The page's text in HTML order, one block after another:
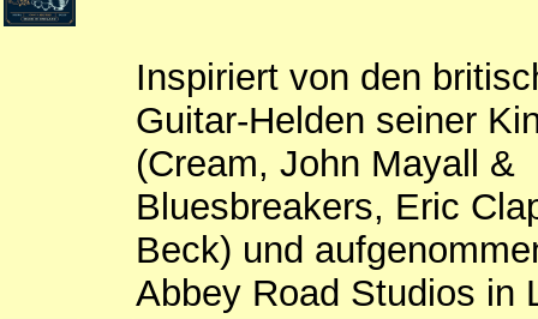
Inspiriert von den
Guitar-Helden seiner
(Cream, John Mayall &
Bluesbreakers, Eric
Beck) und
Abbey Road Studios in